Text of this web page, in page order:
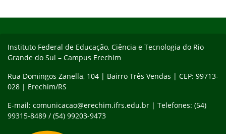
Instituto Federal de Educação, Ciência e Tecnologia do Rio
Grande do Sul – Campus Erechim
Rua Domingos Zanella, 104 | Bairro Três Vendas | CEP: 99713-
028 | Erechim/RS
E-mail: comunicacao@erechim.ifrs.edu.br | Telefones: (54)
99315-8489 / (54) 99203-9473